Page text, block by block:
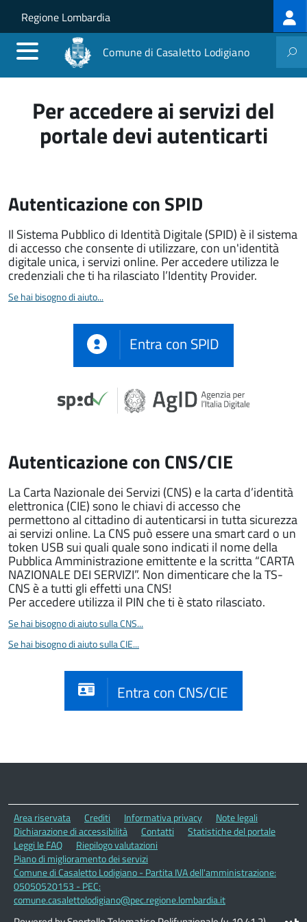
Salta al contenuto principale
Skip to site navigation
Regione Lombardia
Comune di Casaletto Lodigiano
Per accedere ai servizi del
portale devi autenticarti
Autenticazione con SPID
Il Sistema Pubblico di Identità Digitale (SPID) è il sistema
di accesso che consente di utilizzare, con un'identità
digitale unica, i servizi online. Per accedere utilizza le
credenziali che ti ha rilasciato l’Identity Provider.
Se hai bisogno di aiuto...
Entra con SPID
Autenticazione con CNS/CIE
La Carta Nazionale dei Servizi (CNS) e la carta d’identità
elettronica (CIE) sono le chiavi di accesso che
permettono al cittadino di autenticarsi in tutta sicurezza
ai servizi online. La CNS può essere una smart card o un
token USB sui quali quale sono indicati il nome della
Pubblica Amministrazione emittente e la scritta “CARTA
NAZIONALE DEI SERVIZI”. Non dimenticare che la TS-
CNS è a tutti gli effetti una CNS!
Per accedere utilizza il PIN che ti è stato rilasciato.
Se hai bisogno di aiuto sulla CNS...
Se hai bisogno di aiuto sulla CIE...
Entra con CNS/CIE
Area riservata Crediti Informativa privacy
Note legali
Dichiarazione di accessibilità
Contatti
Statistiche del portale
Leggi le FAQ
Riepilogo valutazioni
Piano di miglioramento dei servizi
Comune di Casaletto Lodigiano - Partita IVA dell'amministrazione:
05050520153 - PEC:
comune.casalettolodigiano@pec.regione.lombardia.it